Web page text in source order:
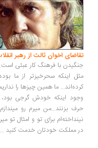
اخوان ثالث از رهبر انقلاب
با فرهنگ کار عبثی است... این
اینکه سحرخیزتر از ما بوده‌اند
ما همین چیزها را نداریم. کسی
اینکه خودش گرجی بود،
بزنند...من میرم رو میندازم
برای تو و امثال تو میرم رو
مملکت خودتان خدمت کنید...